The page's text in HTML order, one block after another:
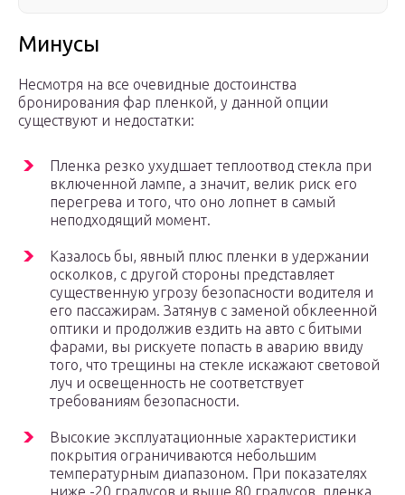
Минусы
Несмотря на все очевидные достоинства
бронирования фар пленкой, у данной опции
существуют и недостатки:
Пленка резко ухудшает теплоотвод стекла при
включенной лампе, а значит, велик риск его
перегрева и того, что оно лопнет в самый
неподходящий момент.
Казалось бы, явный плюс пленки в удержании
осколков, с другой стороны представляет
существенную угрозу безопасности водителя и
его пассажирам. Затянув с заменой обклеенной
оптики и продолжив ездить на авто с битыми
фарами, вы рискуете попасть в аварию ввиду
того, что трещины на стекле искажают световой
луч и освещенность не соответствует
требованиям безопасности.
Высокие эксплуатационные характеристики
покрытия ограничиваются небольшим
температурным диапазоном. При показателях
ниже -20 градусов и выше 80 градусов, пленка